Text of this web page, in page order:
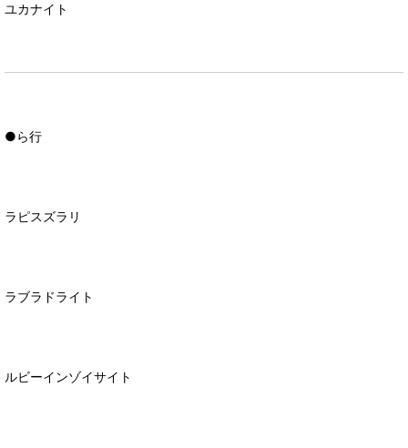
ユカナイト
●ら行
ラピスズラリ
ラブラドライト
ルビーインゾイサイト